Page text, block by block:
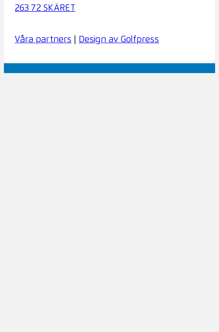
263 72 SKÄRET
Våra partners Design av Golfpress